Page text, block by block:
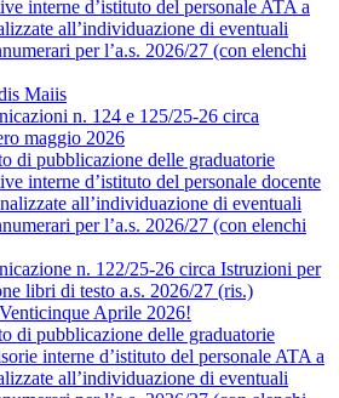
interne d’istituto del personale ATA a
all’individuazione di eventuali
per l’a.s. 2026/27 (con elenchi
Maiis
n. 124 e 125/25-26 circa
maggio 2026
di pubblicazione delle graduatorie
interne d’istituto del personale docente
all’individuazione di eventuali
per l’a.s. 2026/27 (con elenchi
n. 122/25-26 circa Istruzioni per
libri di testo a.s. 2026/27 (ris.)
Aprile 2026!
di pubblicazione delle graduatorie
interne d’istituto del personale ATA a
all’individuazione di eventuali